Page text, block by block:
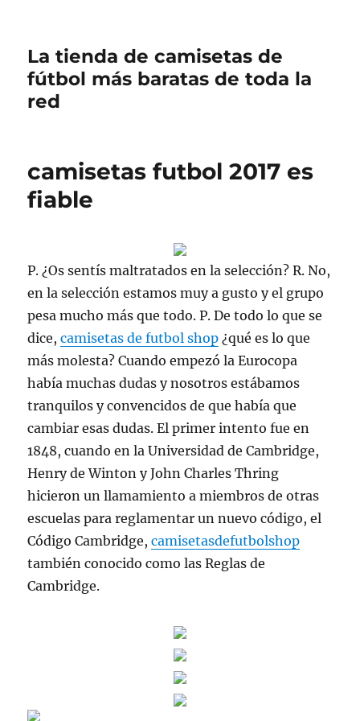
La tienda de camisetas de
fútbol más baratas de toda la
red
camisetas futbol 2017 es
fiable
P. ¿Os sentís maltratados en la selección? R. No,
en la selección estamos muy a gusto y el grupo
pesa mucho más que todo. P. De todo lo que se
dice,camisetas de futbol shop ¿qué es lo que
más molesta? Cuando empezó la Eurocopa
había muchas dudas y nosotros estábamos
tranquilos y convencidos de que había que
cambiar esas dudas. El primer intento fue en
1848, cuando en la Universidad de Cambridge,
Henry de Winton y John Charles Thring
hicieron un llamamiento a miembros de otras
escuelas para reglamentar un nuevo código, el
Código Cambridge,camisetasdefutbolshop
también conocido como las Reglas de
Cambridge.